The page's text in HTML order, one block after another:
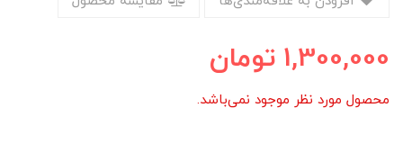
1,300,000 تومان
محصول مورد نظر موجود نمی‌باشد.